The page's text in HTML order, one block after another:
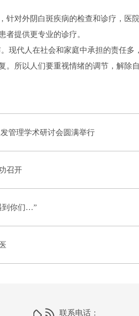
针对外阴白斑疾病的检查和诊疗，
者提供更专业的诊疗。
现代人在社会和家庭中承担的责任
所以人们要重视情绪的调节，解除
管理学术研讨会圆满举行
召开
到你们…”
联系电话：